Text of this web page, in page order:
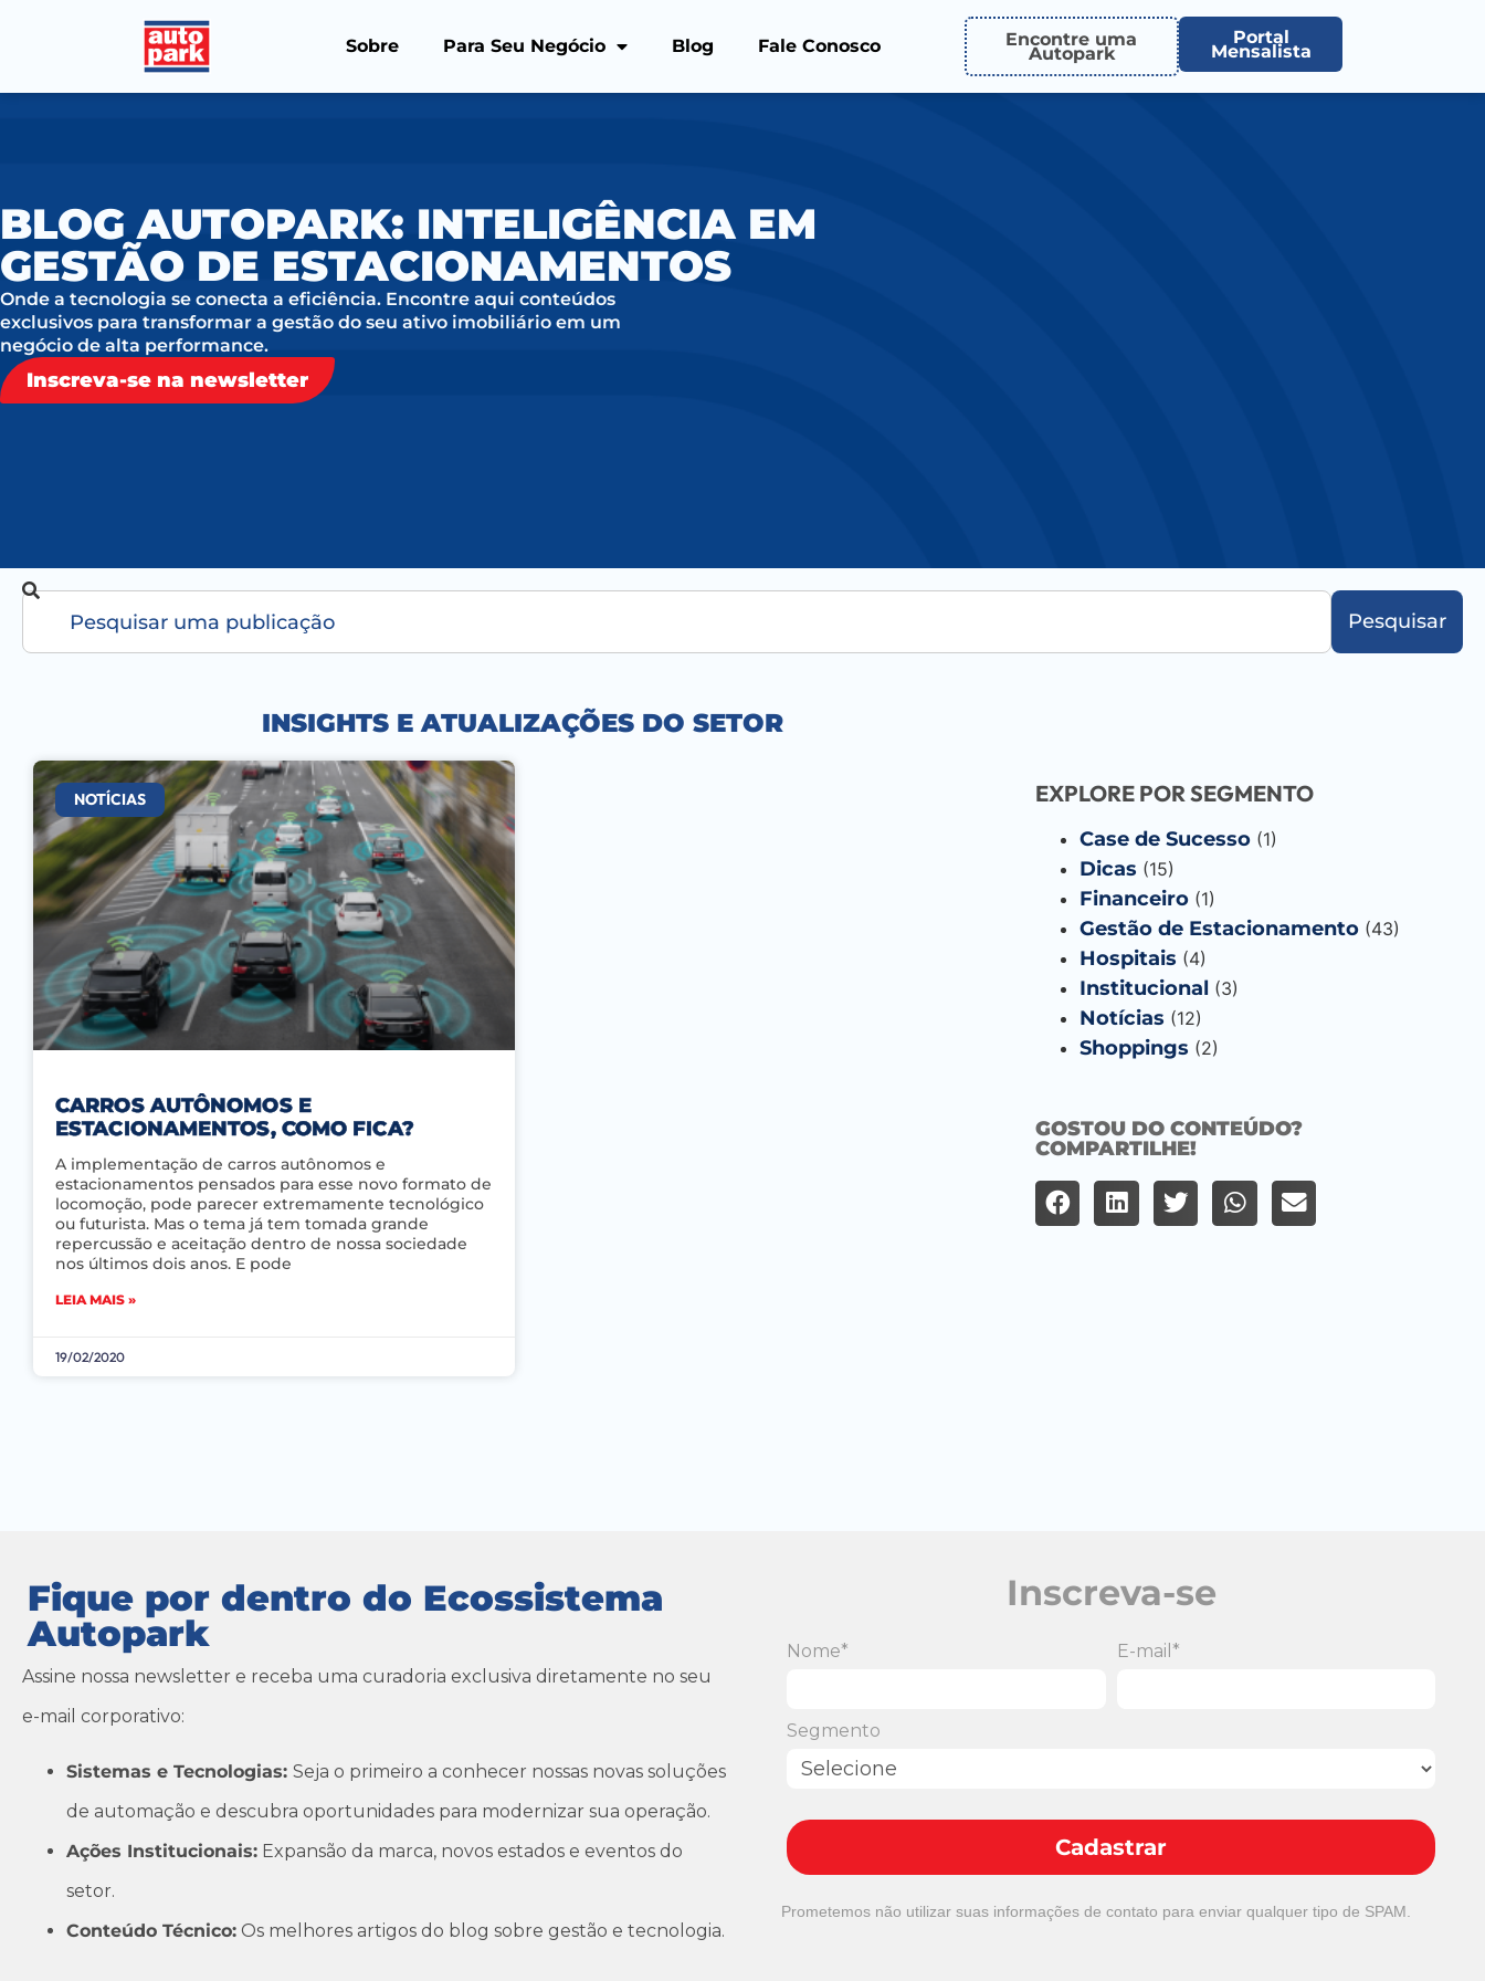
Sobre Para Seu Negócio Blog Fale Conosco Encontre uma
Autopark
Portal
Mensalista
BLOG AUTOPARK: INTELIGÊNCIA EM
GESTÃO DE ESTACIONAMENTOS
Onde a tecnologia se conecta a eficiência. Encontre aqui conteúdos
exclusivos para transformar a gestão do seu ativo imobiliário em um
negócio de alta performance.
Inscreva-se na newsletter
Pesquisar
INSIGHTS E ATUALIZAÇÕES DO SETOR
NOTÍCIAS
CARROS AUTÔNOMOS E
ESTACIONAMENTOS, COMO FICA?
A implementação de carros autônomos e
estacionamentos pensados para esse novo formato de
locomoção, pode parecer extremamente tecnológico
ou futurista. Mas o tema já tem tomada grande
repercussão e aceitação dentro de nossa sociedade
nos últimos dois anos. E pode
LEIA MAIS »
19/02/2020
EXPLORE POR SEGMENTO
Case de Sucesso(1)
Dicas (15)
Financeiro(1)
Gestão de Estacionamento(43)
Hospitais (4)
Institucional (3)
Notícias (12)
Shoppings (2)
GOSTOU DO CONTEÚDO?
COMPARTILHE!
Fique por dentro do Ecossistema
Autopark
Assine nossa newsletter e receba uma curadoria exclusiva diretamente no seu
e-mail corporativo:
Sistemas e Tecnologias: Seja o primeiro a conhecer nossas novas soluções
de automação e descubra oportunidades para modernizar sua operação.
Ações Institucionais: Expansão da marca, novos estados e eventos do
setor.
Conteúdo Técnico: Os melhores artigos do blog sobre gestão e tecnologia.
Inscreva-se
Nome* E-mail*
Segmento
Cadastrar
Prometemos não utilizar suas informações de contato para enviar qualquer tipo de SPAM.